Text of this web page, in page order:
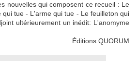
nouvelles qui composent ce recueil : Le
qui tue - L'arme qui tue - Le feuilleton qui
ultérieurement un inédit: L'anomyme
Éditions QUORUM